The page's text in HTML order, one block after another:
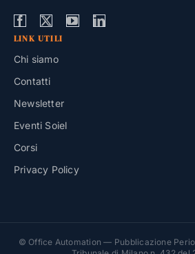
LINK UTILI
Chi siamo
Contatti
Newsletter
Eventi Soiel
Corsi
Privacy Policy
© Office Automation — Pubblicazione